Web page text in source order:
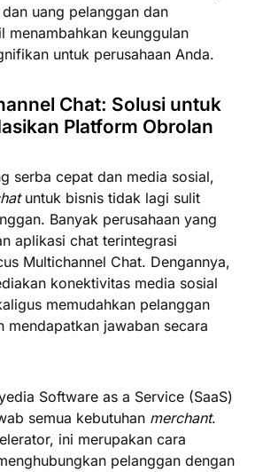
uang pelanggan dan
menambahkan keunggulan
untuk perusahaan Anda.
Chat: Solusi untuk
Platform Obrolan
serba cepat dan media sosial,
untuk bisnis tidak lagi sulit
Banyak perusahaan yang
aplikasi chat terintegrasi
Multichannel Chat. Dengannya,
konektivitas media sosial
memudahkan pelanggan
mendapatkan jawaban secara
Software as a Service (SaaS)
semua kebutuhan merchant.
ini merupakan cara
pelanggan dengan